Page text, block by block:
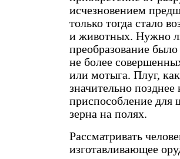
исчезновением
только тогда стало
и животных. Нужно
преобразование
не более
или мотыга. Плуг,
значительно
приспособление для
зерна на полях.
Рассматривать
изготавливающее